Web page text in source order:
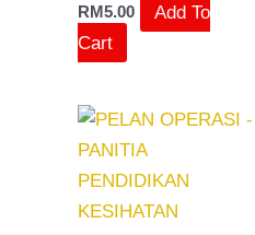
RM5.00
Add To
Cart